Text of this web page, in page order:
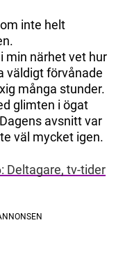
inte helt
min närhet vet hur
väldigt förvånade
många stunder.
glimten i ögat
avsnitt var
väl mycket igen.
Deltagare, tv-tider